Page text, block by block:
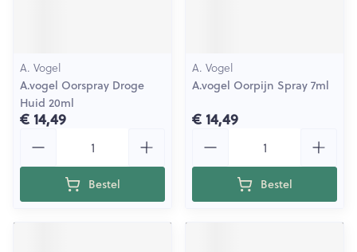
A. Vogel
A.vogel Oorspray Droge
Huid 20ml
€ 14,49
Bestel
A. Vogel
A.vogel Oorpijn Spray 7ml
€ 14,49
Bestel